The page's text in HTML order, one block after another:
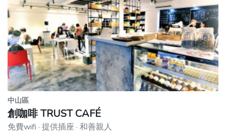
中山區
創咖啡 TRUST CAFÉ
免費wifi · 提供插座 · 和善親人